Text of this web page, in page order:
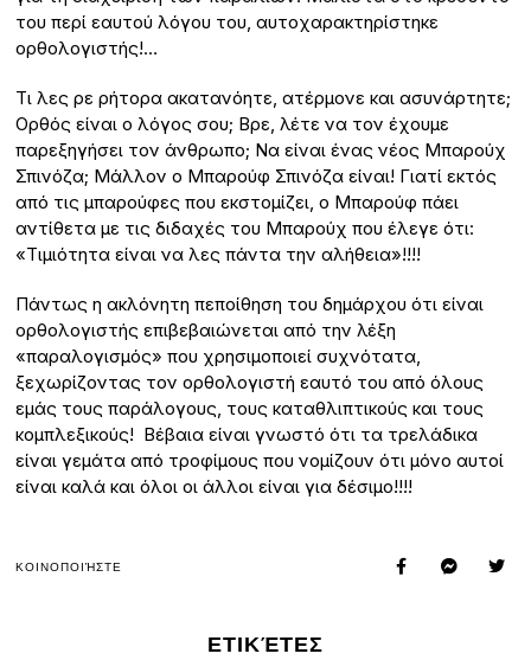
του περί εαυτού λόγου του, αυτοχαρακτηρίστηκε
ορθολογιστής!…
Τι λες ρε ρήτορα ακατανόητε, ατέρμονε και ασυνάρτητε;
Ορθός είναι ο λόγος σου; Βρε, λέτε να τον έχουμε
παρεξηγήσει τον άνθρωπο; Να είναι ένας νέος Μπαρούχ
Σπινόζα; Μάλλον ο Μπαρούφ Σπινόζα είναι! Γιατί εκτός
από τις μπαρούφες που εκστομίζει, ο Μπαρούφ πάει
αντίθετα με τις διδαχές του Μπαρούχ που έλεγε ότι:
«Τιμιότητα είναι να λες πάντα την αλήθεια»!!!!
Πάντως η ακλόνητη πεποίθηση του δημάρχου ότι είναι
ορθολογιστής επιβεβαιώνεται από την λέξη
«παραλογισμός» που χρησιμοποιεί συχνότατα,
ξεχωρίζοντας τον ορθολογιστή εαυτό του από όλους
εμάς τους παράλογους, τους καταθλιπτικούς και τους
κομπλεξικούς! Βέβαια είναι γνωστό ότι τα τρελάδικα
είναι γεμάτα από τροφίμους που νομίζουν ότι μόνο αυτοί
είναι καλά και όλοι οι άλλοι είναι για δέσιμο!!!!
ΚΟΙΝΟΠΟΙΉΣΤΕ
ΕΤΙΚΈΤΕΣ